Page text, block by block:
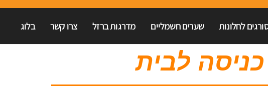
לחלונות שערים חשמליים מדרגות ברזל צרו קשר בלוג
לבית